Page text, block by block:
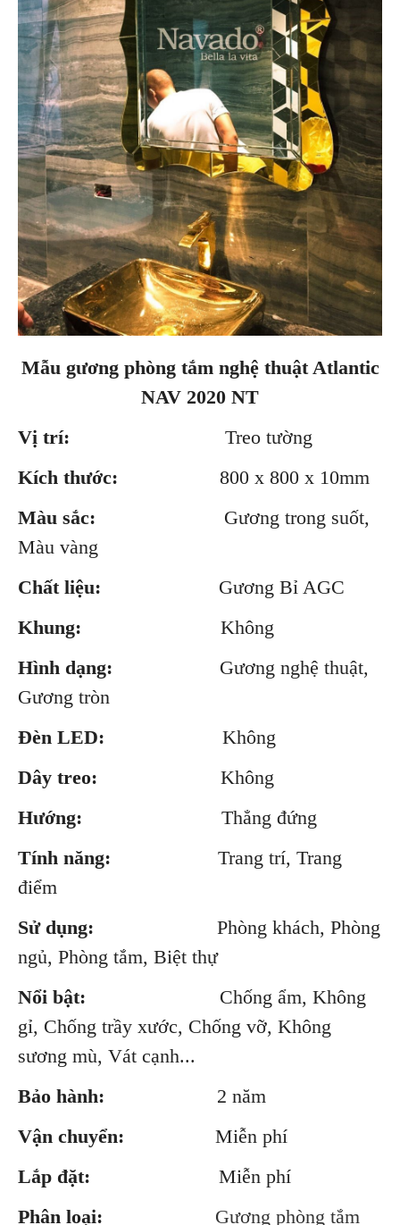
Mẫu gương phòng tắm nghệ thuật Atlantic
NAV 2020 NT
Vị trí:
Treo tường
Kích thước:
800 x 800 x 10mm
Màu sắc:
Gương trong suốt,
Màu vàng
Chất liệu:
Gương Bỉ AGC
Khung:
Không
Hình dạng: Gương nghệ thuật,
Gương tròn
Đèn LED:
Không
Dây treo: Không
Hướng: Thẳng đứng
Tính năng: Trang trí, Trang
điểm
Sử dụng:
Phòng khách, Phòng
ngủ, Phòng tắm, Biệt thự
Nổi bật: Chống ẩm, Không
gỉ, Chống trầy xước, Chống vỡ, Không
sương mù, Vát cạnh...
Bảo hành: 2 năm
Vận chuyển:
Miễn phí
Lắp đặt: Miễn phí
Phân loại:
Gương phòng tắm